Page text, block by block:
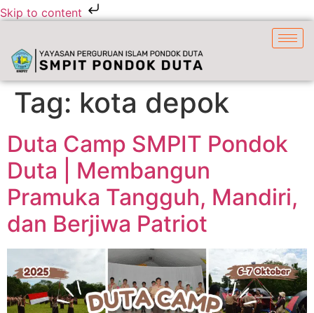
Skip to content
Tag: kota depok
Duta Camp SMPIT Pondok
Duta | Membangun
Pramuka Tangguh, Mandiri,
dan Berjiwa Patriot